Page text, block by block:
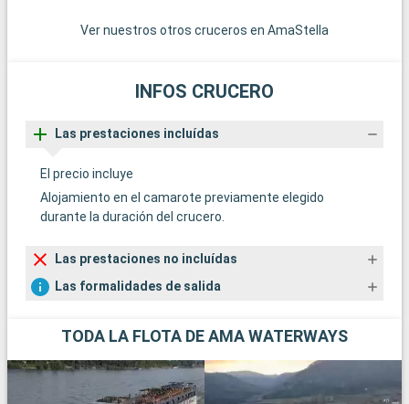
Ver nuestros otros cruceros en AmaStella
INFOS CRUCERO
Las prestaciones incluídas
El precio incluye
Alojamiento en el camarote previamente elegido
durante la duración del crucero.
Las prestaciones no incluídas
Las formalidades de salida
TODA LA FLOTA DE AMA WATERWAYS